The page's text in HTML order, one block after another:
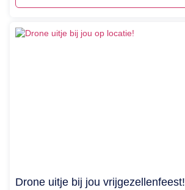
Drone uitje bij jou vrijgezellenfeest!